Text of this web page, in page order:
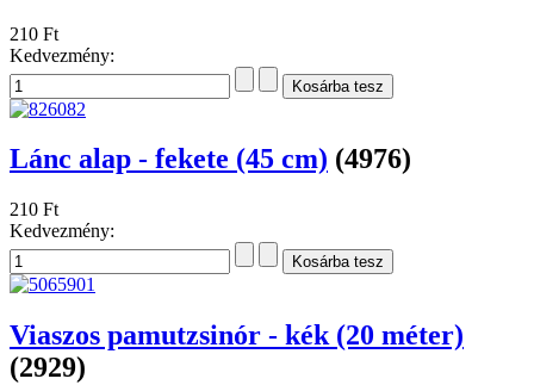
210 Ft
Kedvezmény:
Lánc alap - fekete (45 cm) (4976)
210 Ft
Kedvezmény:
Viaszos pamutzsinór - kék (20 méter)
(2929)